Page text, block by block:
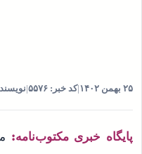
۲۵ بهمن ۱۴۰۲ |کد خبر: ۵۵۷۶
پایگاه خبری مکتوب‌نامه: